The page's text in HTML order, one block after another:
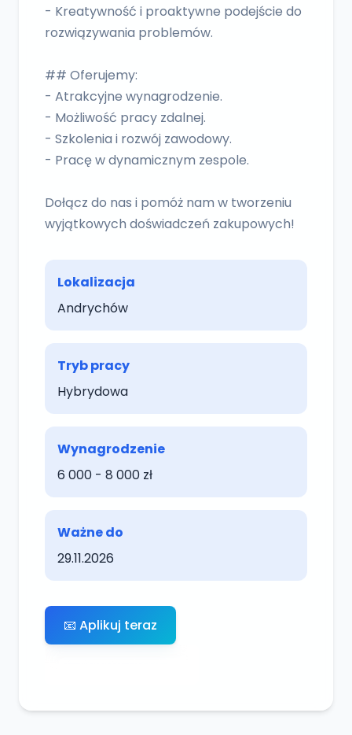
- Kreatywność i proaktywne podejście do
rozwiązywania problemów.
## Oferujemy:
- Atrakcyjne wynagrodzenie.
- Możliwość pracy zdalnej.
- Szkolenia i rozwój zawodowy.
- Pracę w dynamicznym zespole.
Dołącz do nas i pomóż nam w tworzeniu
wyjątkowych doświadczeń zakupowych!
Lokalizacja
Andrychów
Tryb pracy
Hybrydowa
Wynagrodzenie
6 000 - 8 000 zł
Ważne do
29.11.2026
📧 Aplikuj teraz